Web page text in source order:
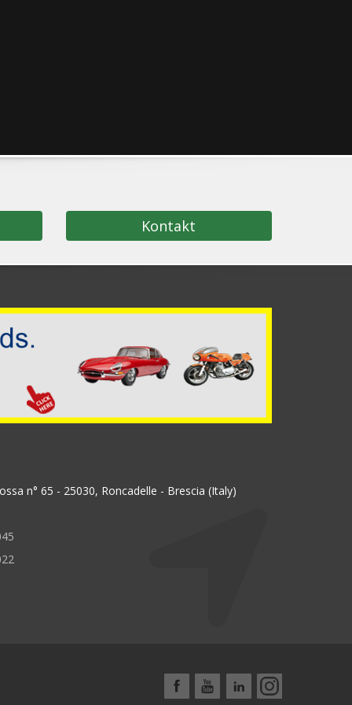
Kontakt
n° 65 - 25030, Roncadelle - Brescia (Italy)